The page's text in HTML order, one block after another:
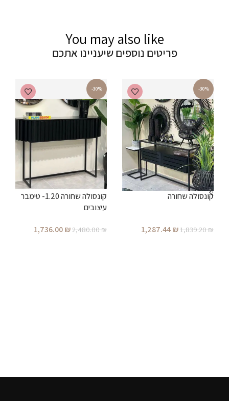
You may also like
פריטים נוספים שיעניינו אתכם
-30%
קונסולה שחורה
1,839.20₪
1,287.44₪
-30%
קונסולה שחורה 1.20- טימבר
עיצובים
2,480.00₪
1,736.00₪